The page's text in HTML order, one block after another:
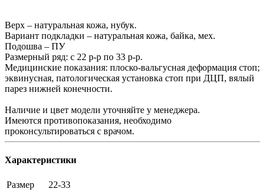
Верх – натуральная кожа, нубук.
Вариант подкладки – натуральная кожа, байка, мех.
Подошва – ПУ
Размерный ряд: с 22 р-р по 33 р-р.
Медицинские показания: плоско-вальгусная деформация стоп;
эквинусная, патологическая установка стоп при ДЦП, вялый
парез нижней конечности.
Наличие и цвет модели уточняйте у менеджера.
Имеются противопоказания, необходимо
проконсультироваться с врачом.
Характеристики
Размер
22-33